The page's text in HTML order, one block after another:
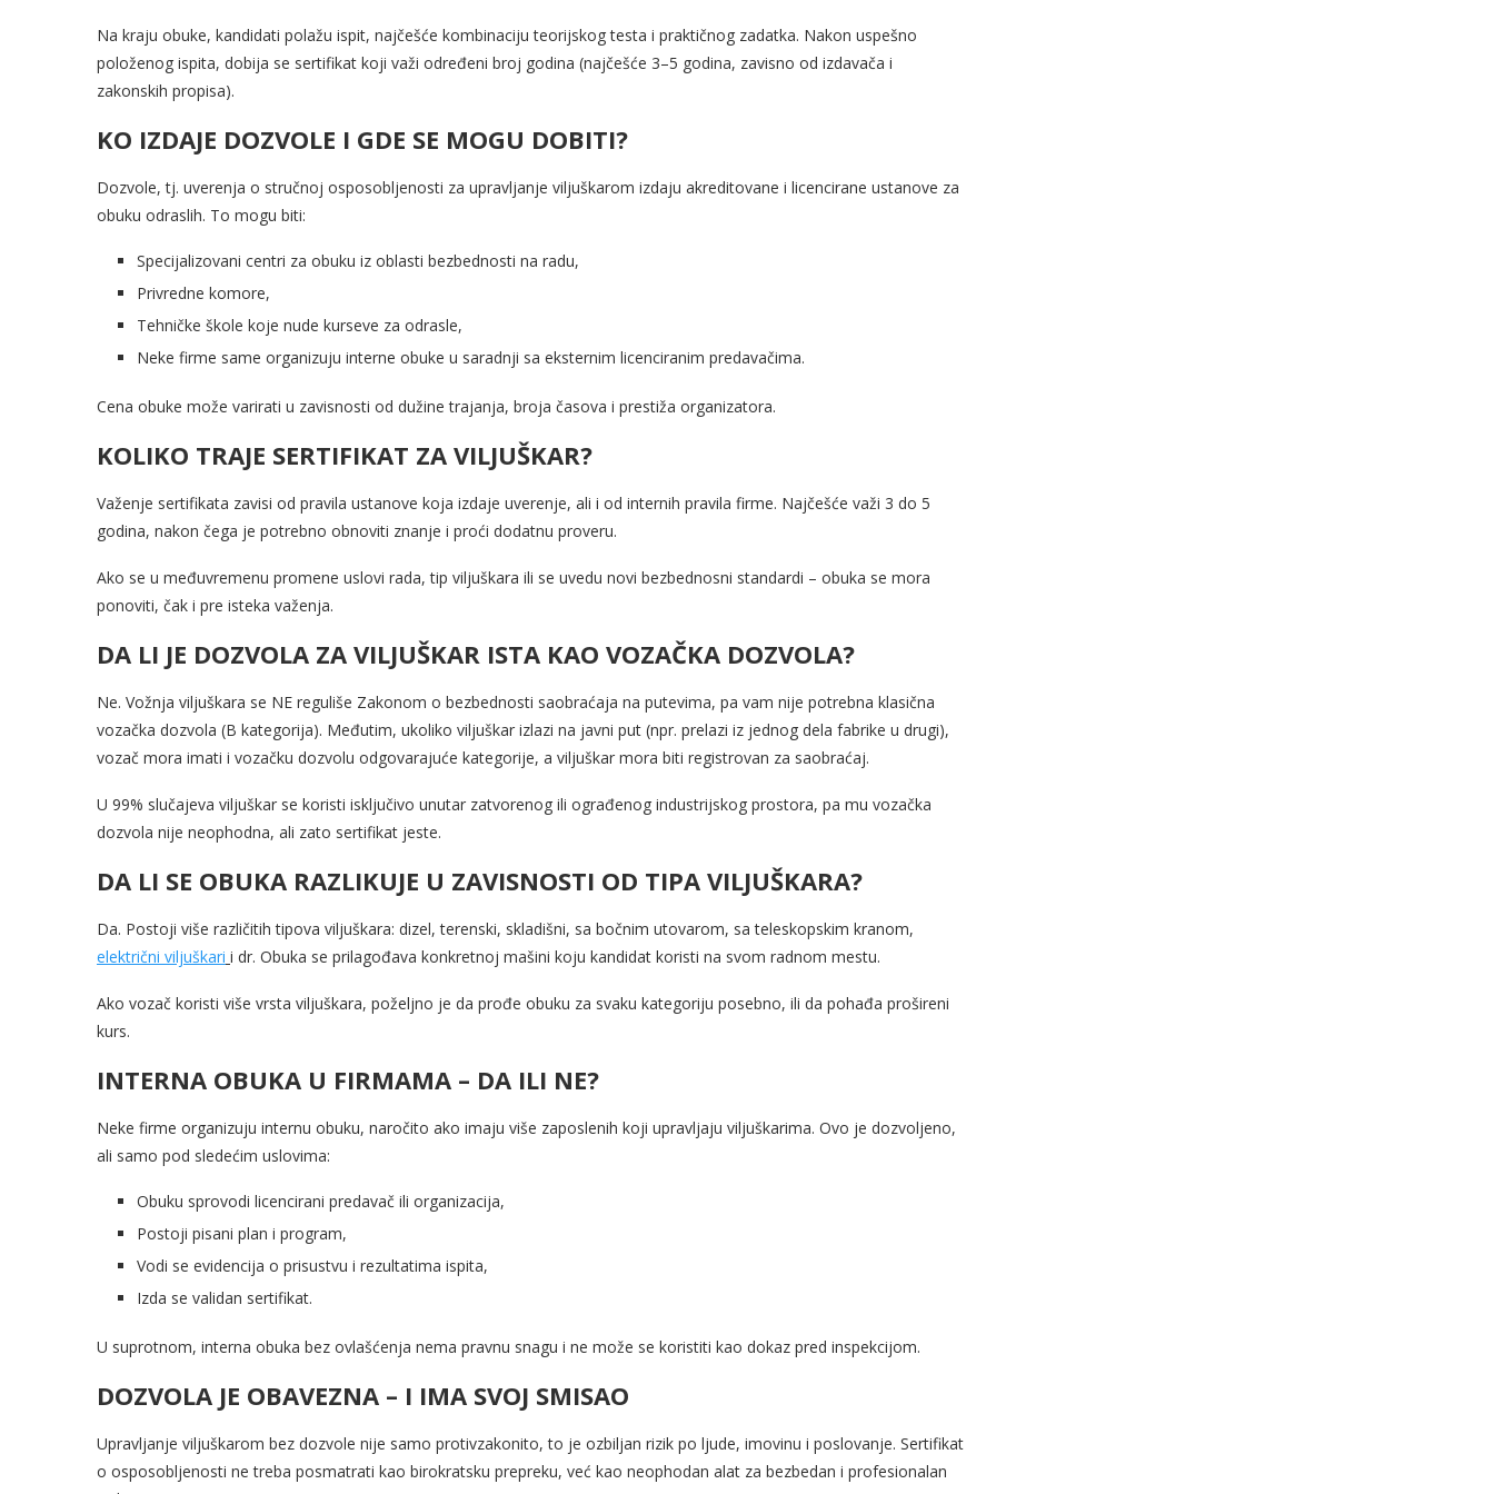
Na kraju obuke, kandidati polažu ispit, najčešće kombinaciju teorijskog testa i praktičnog zadatka. Nakon uspešno
položenog ispita, dobija se sertifikat koji važi određeni broj godina (najčešće 3–5 godina, zavisno od izdavača i
zakonskih propisa).
KO IZDAJE DOZVOLE I GDE SE MOGU DOBITI?
Dozvole, tj. uverenja o stručnoj osposobljenosti za upravljanje viljuškarom izdaju akreditovane i licencirane ustanove za
obuku odraslih. To mogu biti:
Specijalizovani centri za obuku iz oblasti bezbednosti na radu,
Privredne komore,
Tehničke škole koje nude kurseve za odrasle,
Neke firme same organizuju interne obuke u saradnji sa eksternim licenciranim predavačima.
Cena obuke može varirati u zavisnosti od dužine trajanja, broja časova i prestiža organizatora.
KOLIKO TRAJE SERTIFIKAT ZA VILJUŠKAR?
Važenje sertifikata zavisi od pravila ustanove koja izdaje uverenje, ali i od internih pravila firme. Najčešće važi 3 do 5
godina, nakon čega je potrebno obnoviti znanje i proći dodatnu proveru.
Ako se u međuvremenu promene uslovi rada, tip viljuškara ili se uvedu novi bezbednosni standardi – obuka se mora
ponoviti, čak i pre isteka važenja.
DA LI JE DOZVOLA ZA VILJUŠKAR ISTA KAO VOZAČKA DOZVOLA?
Ne. Vožnja viljuškara se NE reguliše Zakonom o bezbednosti saobraćaja na putevima, pa vam nije potrebna klasična
vozačka dozvola (B kategorija). Međutim, ukoliko viljuškar izlazi na javni put (npr. prelazi iz jednog dela fabrike u drugi),
vozač mora imati i vozačku dozvolu odgovarajuće kategorije, a viljuškar mora biti registrovan za saobraćaj.
U 99% slučajeva viljuškar se koristi isključivo unutar zatvorenog ili ograđenog industrijskog prostora, pa mu vozačka
dozvola nije neophodna, ali zato sertifikat jeste.
DA LI SE OBUKA RAZLIKUJE U ZAVISNOSTI OD TIPA VILJUŠKARA?
Da. Postoji više različitih tipova viljuškara: dizel, terenski, skladišni, sa bočnim utovarom, sa teleskopskim kranom,
električni viljuškari i dr. Obuka se prilagođava konkretnoj mašini koju kandidat koristi na svom radnom mestu.
Ako vozač koristi više vrsta viljuškara, poželjno je da prođe obuku za svaku kategoriju posebno, ili da pohađa prošireni
kurs.
INTERNA OBUKA U FIRMAMA – DA ILI NE?
Neke firme organizuju internu obuku, naročito ako imaju više zaposlenih koji upravljaju viljuškarima. Ovo je dozvoljeno,
ali samo pod sledećim uslovima:
Obuku sprovodi licencirani predavač ili organizacija,
Postoji pisani plan i program,
Vodi se evidencija o prisustvu i rezultatima ispita,
Izda se validan sertifikat.
U suprotnom, interna obuka bez ovlašćenja nema pravnu snagu i ne može se koristiti kao dokaz pred inspekcijom.
DOZVOLA JE OBAVEZNA – I IMA SVOJ SMISAO
Upravljanje viljuškarom bez dozvole nije samo protivzakonito, to je ozbiljan rizik po ljude, imovinu i poslovanje. Sertifikat
o osposobljenosti ne treba posmatrati kao birokratsku prepreku, već kao neophodan alat za bezbedan i profesionalan